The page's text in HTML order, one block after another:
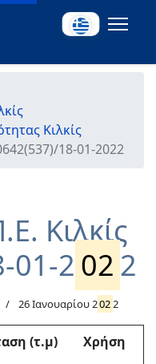
Κιλκίς
18-01-2022
Κιλκίς
01-2 02 2
26 Ιανουαρίου 2022
(τ.μ)
Χρήση